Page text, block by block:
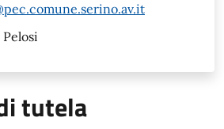
Pelosi
tutela